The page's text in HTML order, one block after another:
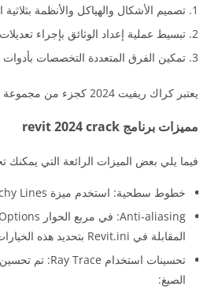
تصميم الأشكال والهياكل والأنظمة
تبسيط عملية إعداد الوثائق بإجراء
تمكين الفرق المتعددة التخصصات
يعتبر كراك ريفيت 2024 كجزء من مجموعة AEC Collection التي تتضمن أدوات CAD و BIM و Cloud للتصميم والتحليل والتعاون.
مميزات برنامج revit 2024 crack
فيما يلي بعض الميزات الرائعة التي يمكنك تجربتها بعد تثبيت و تحميل برنامج الريفيت 2024
خطوط سطحية: استخدم ميزة Sketchy Lines الجديدة لتطبيق نمط رسومي مرسوم يدويًا على العرض الحالي ، أو حدد الإعدادات في قالب العرض لتطبيق النمط على طرق عرض متعددة. انظر حول Sketchy Lines.
المقابلة في Revit.ini بتحديد هذه الخيارات مسبقًا للمستخدمين. شاهد الخطوط المتجانسة مع Anti-Aliasing.
تحسينات استخدام Ray Trace: تم تحسين النمط المرئي للعرض التفاعلي لـ Ray Trace لتوفير جودة أعلى وأسرع وتجسيد سلس ودقة ألوان محسنة وظلال محسنة مع جميع الخلفيات.
الصيغ: